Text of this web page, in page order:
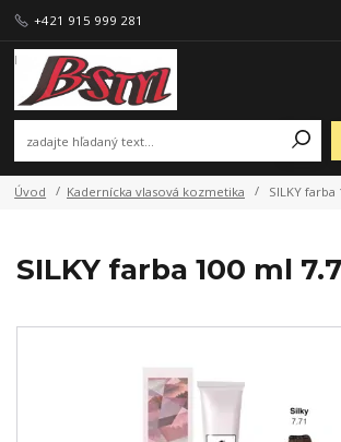
+421 915 999 281
Úvod Kadernícka vlasová kozmetika SILKY
SILKY farba 100 ml